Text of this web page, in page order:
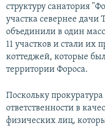
структуру санатория
участка севернее дачи
объединили в один
11 участков и стали их
коттеджей, которые
территории Фороса.
Поскольку
ответственности в
физических лиц,